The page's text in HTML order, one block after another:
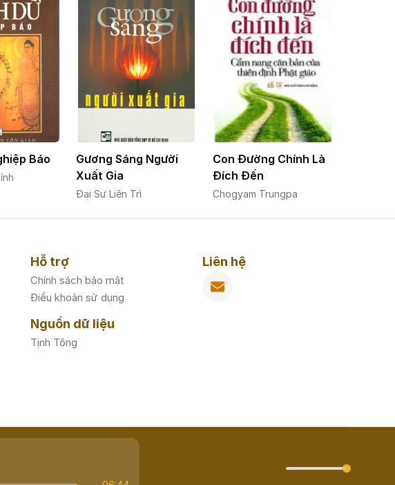
Báo
Gương Sáng Người
Xuất Gia
Đại Sư Liên Trì
Con Đường Chính Là
Đích Đến
Chogyam Trungpa
Hỗ trợ
Chính sách bảo mật
Điều khoản sử dụng
Nguồn dữ liệu
Tịnh Tông
Liên hệ
19team.com